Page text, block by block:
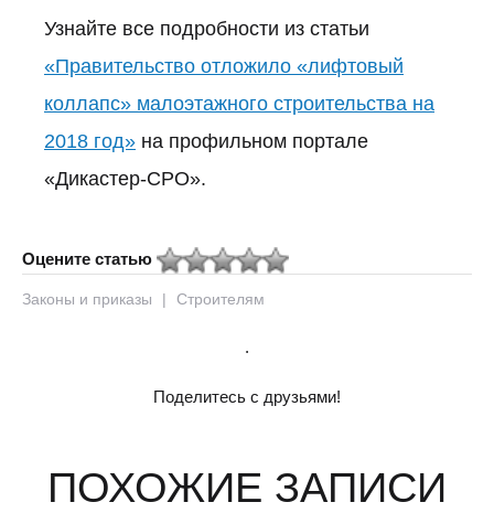
Узнайте все подробности из статьи
«Правительство отложило «лифтовый
коллапс» малоэтажного строительства на
2018 год» на профильном портале
«Дикастер-СРО».
Оцените статью
Законы и приказы | Строителям
.
Поделитесь с друзьями!
ПОХОЖИЕ ЗАПИСИ